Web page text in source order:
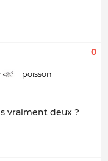
poisson
0
vraiment deux ?